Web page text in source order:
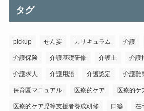
タグ
pickup せん妄 カリキュラム 介護
介護保険 介護基礎研修 介護士 介護
介護求人 介護用語 介護認定 介護難
保育園マニュアル 医療的ケア 医療的ケ
医療的ケア児等支援者養成研修 口癖 在